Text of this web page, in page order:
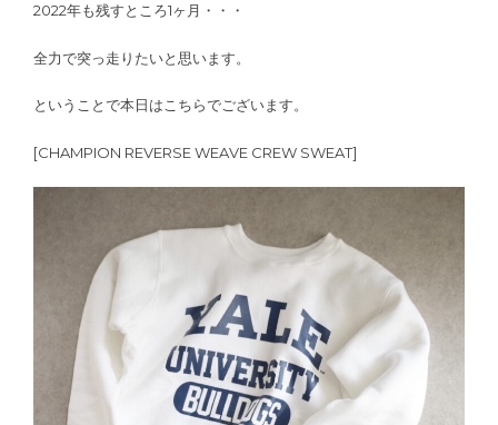
2022年も残すところ1ヶ月・・・
全力で突っ走りたいと思います。
ということで本日はこちらでございます。
[CHAMPION REVERSE WEAVE CREW SWEAT]